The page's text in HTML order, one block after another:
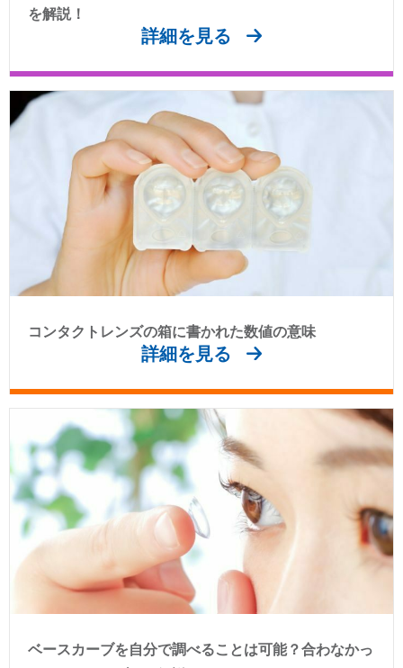
を解説！
詳細を見る
コンタクトレンズの箱に書かれた数値の意味
詳細を見る
ベースカーブを自分で調べることは可能？合わなかっ